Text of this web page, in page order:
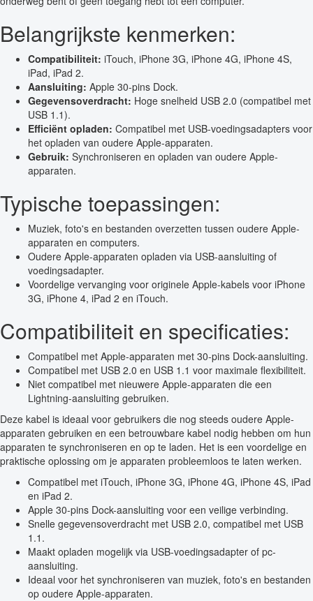
Belangrijkste kenmerken:
Compatibiliteit: iTouch, iPhone 3G, iPhone 4G, iPhone 4S,
iPad, iPad 2.
Aansluiting: Apple 30-pins Dock.
Gegevensoverdracht: Hoge snelheid USB 2.0 (compatibel met
USB 1.1).
Efficiënt opladen: Compatibel met USB-voedingsadapters voor
het opladen van oudere Apple-apparaten.
Gebruik: Synchroniseren en opladen van oudere Apple-
apparaten.
Typische toepassingen:
Muziek, foto's en bestanden overzetten tussen oudere Apple-
apparaten en computers.
Oudere Apple-apparaten opladen via USB-aansluiting of
voedingsadapter.
Voordelige vervanging voor originele Apple-kabels voor iPhone
3G, iPhone 4, iPad 2 en iTouch.
Compatibiliteit en specificaties:
Compatibel met Apple-apparaten met 30-pins Dock-aansluiting.
Compatibel met USB 2.0 en USB 1.1 voor maximale flexibiliteit.
Niet compatibel met nieuwere Apple-apparaten die een
Lightning-aansluiting gebruiken.
Deze kabel is ideaal voor gebruikers die nog steeds oudere Apple-
apparaten gebruiken en een betrouwbare kabel nodig hebben om hun
apparaten te synchroniseren en op te laden. Het is een voordelige en
praktische oplossing om je apparaten probleemloos te laten werken.
Compatibel met iTouch, iPhone 3G, iPhone 4G, iPhone 4S, iPad
en iPad 2.
Apple 30-pins Dock-aansluiting voor een veilige verbinding.
Snelle gegevensoverdracht met USB 2.0, compatibel met USB
1.1.
Maakt opladen mogelijk via USB-voedingsadapter of pc-
aansluiting.
Ideaal voor het synchroniseren van muziek, foto's en bestanden
op oudere Apple-apparaten.